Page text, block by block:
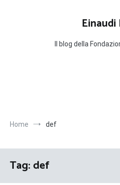
Einaudi
Il blog della
Home def
Tag:def